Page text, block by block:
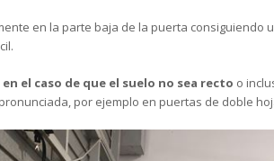
en la parte baja de la puerta consiguiendo
el caso de que el suelo no sea recto o
por ejemplo en puertas de doble